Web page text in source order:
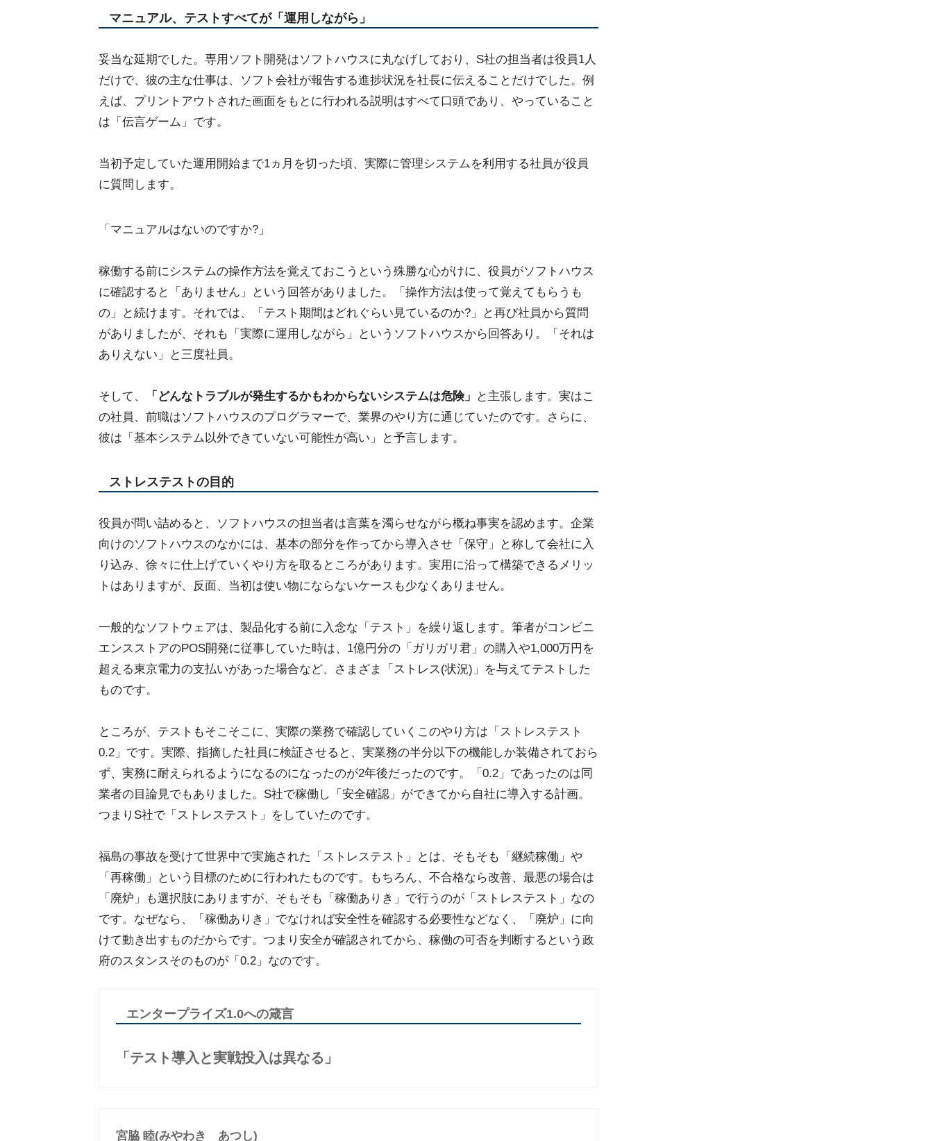
マニュアル、テストすべてが「運用しながら」
妥当な延期でした。専用ソフト開発はソフトハウスに丸なげしており、S社の担当者は役員1人
だけで、彼の主な仕事は、ソフト会社が報告する進捗状況を社長に伝えることだけでした。例
えば、プリントアウトされた画面をもとに行われる説明はすべて口頭であり、やっていること
は「伝言ゲーム」です。
当初予定していた運用開始まで1ヵ月を切った頃、実際に管理システムを利用する社員が役員
に質問します。
「マニュアルはないのですか?」
稼働する前にシステムの操作方法を覚えておこうという殊勝な心がけに、役員がソフトハウス
に確認すると「ありません」という回答がありました。「操作方法は使って覚えてもらうも
の」と続けます。それでは、「テスト期間はどれぐらい見ているのか?」と再び社員から質問
がありましたが、それも「実際に運用しながら」というソフトハウスから回答あり。「それは
ありえない」と三度社員。
そして、 「どんなトラブルが発生するかもわからないシステムは危険」
と主張します。実はこ
の社員、前職はソフトハウスのプログラマーで、業界のやり方に通じていたのです。さらに、
彼は「基本システム以外できていない可能性が高い」と予言します。
ストレステストの目的
役員が問い詰めると、ソフトハウスの担当者は言葉を濁らせながら概ね事実を認めます。企業
向けのソフトハウスのなかには、基本の部分を作ってから導入させ「保守」と称して会社に入
り込み、徐々に仕上げていくやり方を取るところがあります。実用に沿って構築できるメリッ
トはありますが、反面、当初は使い物にならないケースも少なくありません。
一般的なソフトウェアは、製品化する前に入念な「テスト」を繰り返します。筆者がコンビニ
エンスストアのPOS開発に従事していた時は、1億円分の「ガリガリ君」の購入や1,000万円を
超える東京電力の支払いがあった場合など、さまざま「ストレス(状況)」を与えてテストした
ものです。
ところが、テストもそこそこに、実際の業務で確認していくこのやり方は「ストレステスト
0.2」です。実際、指摘した社員に検証させると、実業務の半分以下の機能しか装備されておら
ず、実務に耐えられるようになるのになったのが2年後だったのです。「0.2」であったのは同
業者の目論見でもありました。S社で稼働し「安全確認」ができてから自社に導入する計画。
つまりS社で「ストレステスト」をしていたのです。
福島の事故を受けて世界中で実施された「ストレステスト」とは、そもそも「継続稼働」や
「再稼働」という目標のために行われたものです。もちろん、不合格なら改善、最悪の場合は
「廃炉」も選択肢にありますが、そもそも「稼働ありき」で行うのが「ストレステスト」なの
です。なぜなら、「稼働ありき」でなければ安全性を確認する必要性などなく、「廃炉」に向
けて動き出すものだからです。つまり安全が確認されてから、稼働の可否を判断するという政
府のスタンスそのものが「0.2」なのです。
エンタープライズ1.0への箴言
「テスト導入と実戦投入は異なる」
宮脇 睦(みやわき あつし)